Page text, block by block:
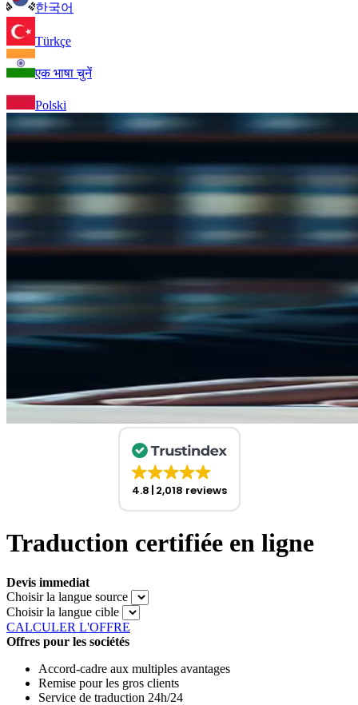
한국어
Türkçe
एक भाषा चुनें
Polski
4.8 2,018 reviews
Traduction certifiée en ligne
Devis immediat
Choisir la langue source
Choisir la langue cible
CALCULER L'OFFRE
Offres pour les sociétés
Accord-cadre aux multiples avantages
Remise pour les gros clients
Service de traduction 24h/24